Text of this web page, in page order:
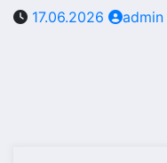
17.06.2026 admin